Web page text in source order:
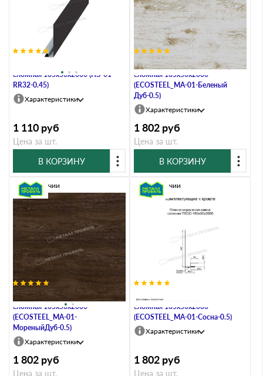
сложная 185х50х2000 (ПЭ-01-
RR32-0.45)
Характеристики
1 110 руб
Цена за шт.
В КОРЗИНУ
Планка карнизного свеса
сложная 185х50х2000
(ECOSTEEL_MA-01-Беленый
Дуб-0.5)
Характеристики
1 802 руб
Цена за шт.
В КОРЗИНУ
Планка карнизного свеса
сложная 185х50х2000
(ECOSTEEL_MA-01-
МореныйДуб-0.5)
В наличии
Характеристики
1 802 руб
Цена за шт.
сложная 185х50х2000
(ECOSTEEL_MA-01-Сосна-0.5)
В наличии
Характеристики
1 802 руб
Цена за шт.